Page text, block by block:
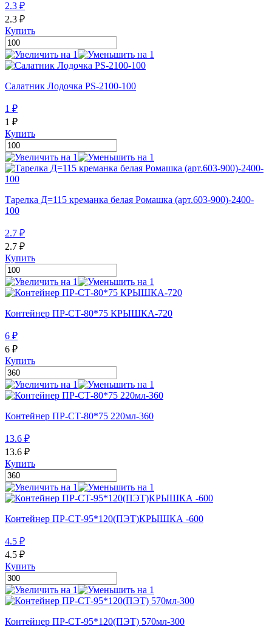
2.3 ₽
2.3 ₽
Купить
Салатник Лодочка PS-2100-100
1 ₽
1 ₽
Купить
Тарелка Д=115 креманка белая Ромашка (арт.603-900)-2400-
100
2.7 ₽
2.7 ₽
Купить
Контейнер ПР-СТ-80*75 КРЫШКА-720
6 ₽
6 ₽
Купить
Контейнер ПР-СТ-80*75 220мл-360
13.6 ₽
13.6 ₽
Купить
Контейнер ПР-СТ-95*120(ПЭТ)КРЫШКА -600
4.5 ₽
4.5 ₽
Купить
Контейнер ПР-СТ-95*120(ПЭТ) 570мл-300